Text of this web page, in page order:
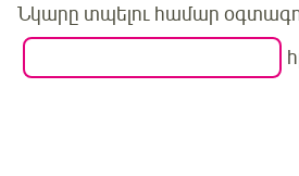
Նկարը տպելու համար